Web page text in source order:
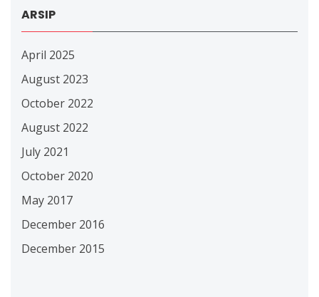
ARSIP
April 2025
August 2023
October 2022
August 2022
July 2021
October 2020
May 2017
December 2016
December 2015